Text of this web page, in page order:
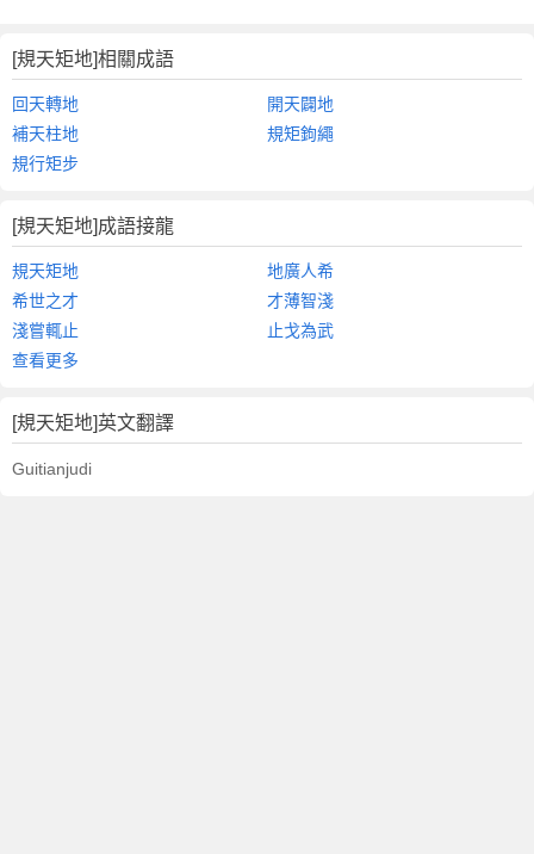
[規天矩地]相關成語
回天轉地
開天闢地
補天柱地
規矩鉤繩
規行矩步
[規天矩地]成語接龍
規天矩地
地廣人希
希世之才
才薄智淺
淺嘗輒止
止戈為武
查看更多
[規天矩地]英文翻譯
Guitianjudi